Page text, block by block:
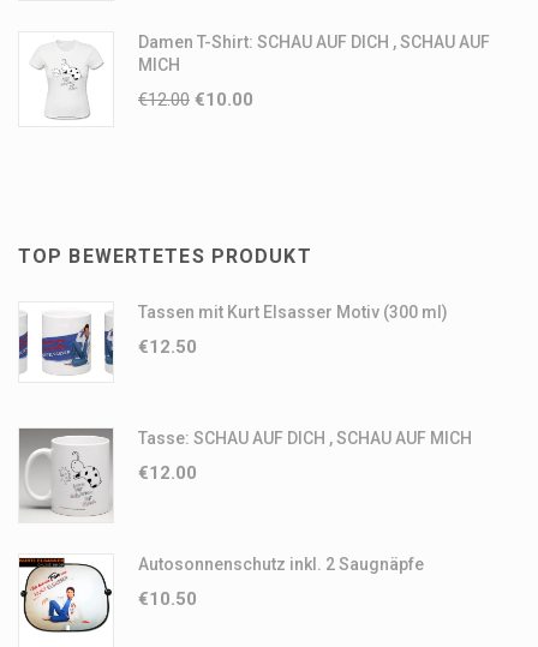
Damen T-Shirt: SCHAU AUF DICH , SCHAU AUF
MICH
€12.00 €10.00
TOP BEWERTETES PRODUKT
Tassen mit Kurt Elsasser Motiv (300 ml)
€12.50
Tasse: SCHAU AUF DICH , SCHAU AUF MICH
€12.00
Autosonnenschutz inkl. 2 Saugnäpfe
€10.50